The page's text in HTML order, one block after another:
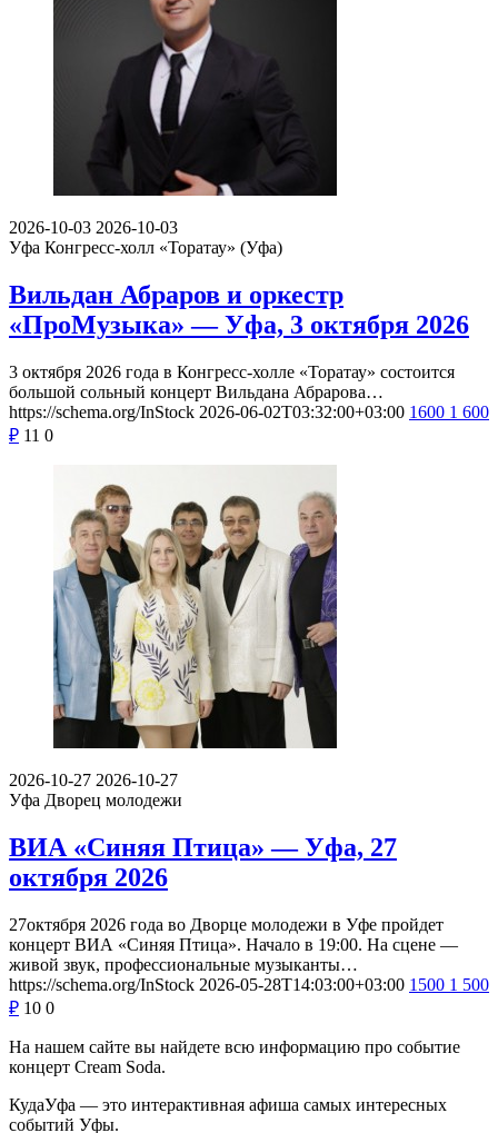
2026-10-03 2026-10-03
Уфа Конгресс-холл «Торатау» (Уфа)
Вильдан Абраров и оркестр
«ПроМузыка» — Уфа, 3 октября 2026
3 октября 2026 года в Конгресс-холле «Торатау» состоится
большой сольный концерт Вильдана Абрарова…
https://schema.org/InStock 2026-06-02T03:32:00+03:00 1600 1 600
₽ 11 0
2026-10-27 2026-10-27
Уфа Дворец молодежи
ВИА «Синяя Птица» — Уфа, 27
октября 2026
27октября 2026 года во Дворце молодежи в Уфе пройдет
концерт ВИА «Синяя Птица». Начало в 19:00. На сцене —
живой звук, профессиональные музыканты…
https://schema.org/InStock 2026-05-28T14:03:00+03:00 1500 1 500
₽ 10 0
На нашем сайте вы найдете всю информацию про событие
концерт Cream Soda.
КудаУфа — это интерактивная афиша самых интересных
событий Уфы.